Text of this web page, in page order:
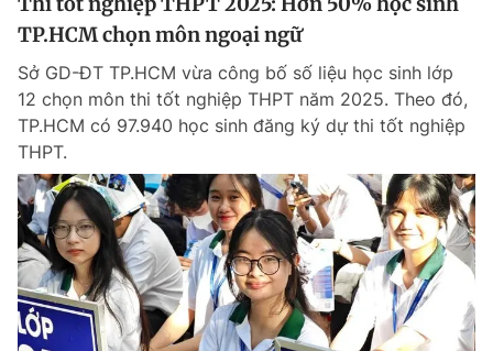
TP.HCM chọn môn ngoại ngữ
Sở GD-ĐT TP.HCM vừa công bố số liệu học sinh lớp
12 chọn môn thi tốt nghiệp THPT năm 2025. Theo đó,
TP.HCM có 97.940 học sinh đăng ký dự thi tốt nghiệp
THPT.